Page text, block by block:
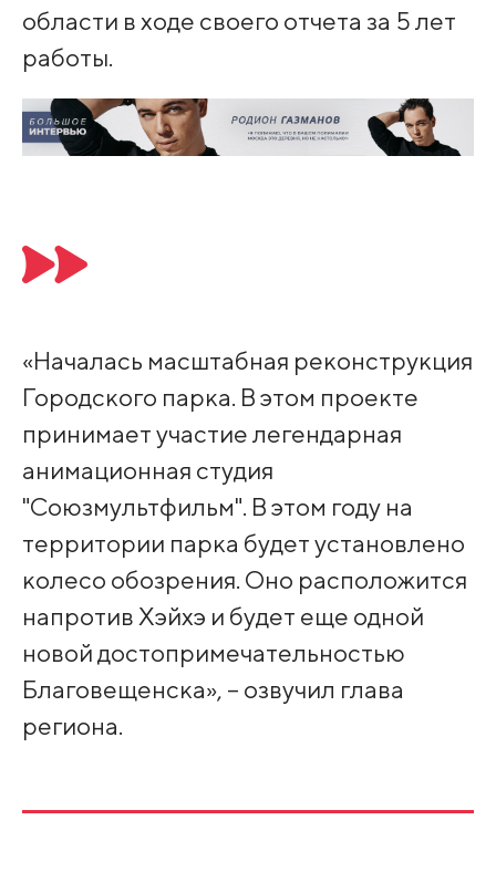
области в ходе своего отчета за 5 лет
работы.
«Началась масштабная реконструкция
Городского парка. В этом проекте
принимает участие легендарная
анимационная студия
"Союзмультфильм". В этом году на
территории парка будет установлено
колесо обозрения. Оно расположится
напротив Хэйхэ и будет еще одной
новой достопримечательностью
Благовещенска», – озвучил глава
региона.